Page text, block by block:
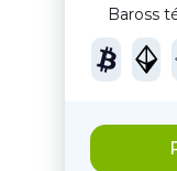
Baross